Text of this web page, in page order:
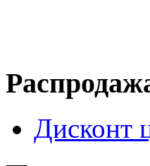
Дисконт